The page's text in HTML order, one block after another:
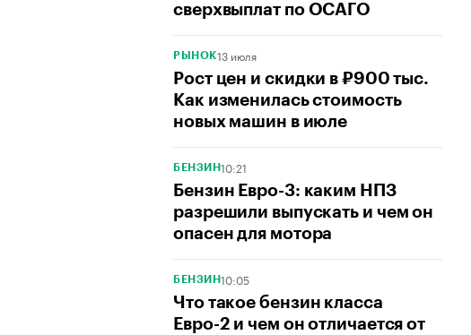
сверхвыплат по ОСАГО
РЫНОК13 июля
Рост цен и скидки в ₽900 тыс.
Как изменилась стоимость
новых машин в июле
БЕНЗИН10:21
Бензин Евро-3: каким НПЗ
разрешили выпускать и чем он
опасен для мотора
БЕНЗИН10:05
Что такое бензин класса
Евро-2 и чем он отличается от